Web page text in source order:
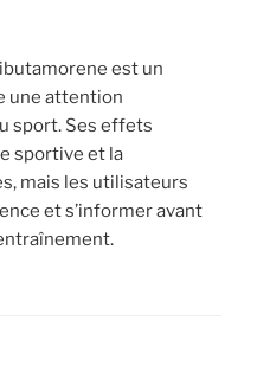
est un
une attention
sport. Ses effets
sportive et la
mais les utilisateurs
et s’informer avant